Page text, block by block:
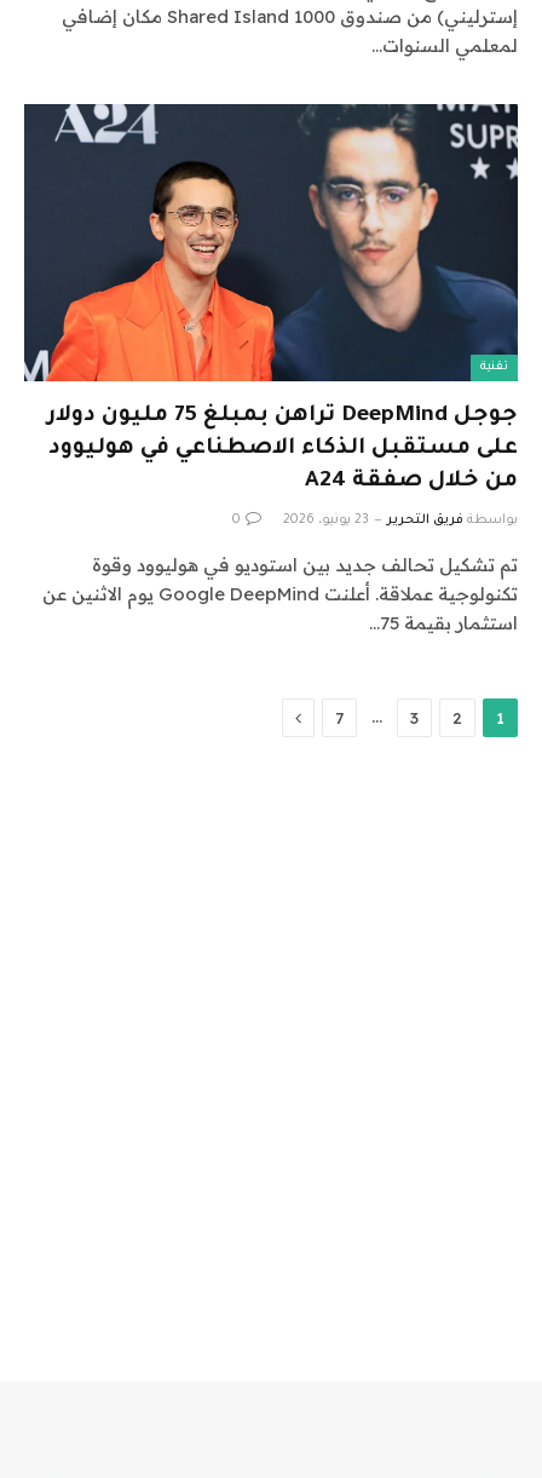
إسترليني) من صندوق Shared Island 1000 مكان إضافي
لمعلمي السنوات…
تقنية
جوجل DeepMind تراهن بمبلغ 75 مليون دولار
على مستقبل الذكاء الاصطناعي في هوليوود
من خلال صفقة A24
بواسطة فريق التحرير 23 يونيو، 2026 0
تم تشكيل تحالف جديد بين استوديو في هوليوود وقوة
تكنولوجية عملاقة. أعلنت Google DeepMind يوم الاثنين عن
استثمار بقيمة 75…
1
2
3
…
7 التالي